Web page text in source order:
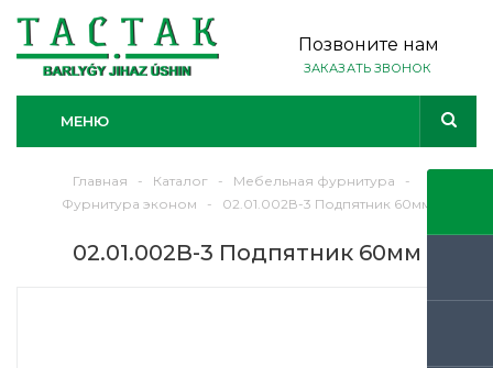
Позвоните нам
ЗАКАЗАТЬ ЗВОНОК
МЕНЮ
Главная - Каталог - Мебельная фурнитура
-
Фурнитура эконом
- 02.01.002В-3 Подпятник 60мм
02.01.002В-3 Подпятник 60мм